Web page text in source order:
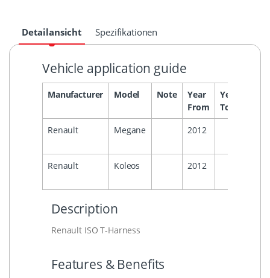
Detailansicht Spezifikationen
Vehicle application guide
Manufacturer Model Note
Year
From
Year
To
Renault Megane 2012
Renault Koleos 2012
Description
Renault ISO T-Harness
Features & Benefits